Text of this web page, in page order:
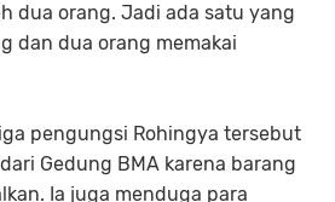
dua orang. Jadi ada satu yang
dan dua orang memakai
pengungsi Rohingya tersebut
Gedung BMA karena barang
Ia juga menduga para